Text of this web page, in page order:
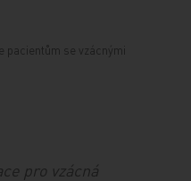
pacientům se vzácnými
pro vzácná